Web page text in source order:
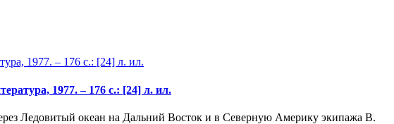
1977. – 176 с.: [24] л. ил.
Ледовитый океан на Дальний Восток и в Северную Америку экипажа В.